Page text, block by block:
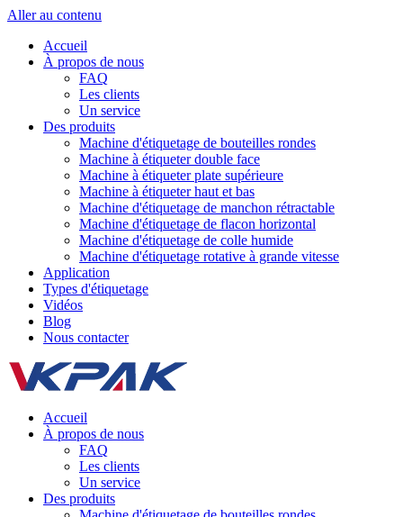
Aller au contenu
Accueil
À propos de nous
FAQ
Les clients
Un service
Des produits
Machine d'étiquetage de bouteilles rondes
Machine à étiqueter double face
Machine à étiqueter plate supérieure
Machine à étiqueter haut et bas
Machine d'étiquetage de manchon rétractable
Machine d'étiquetage de flacon horizontal
Machine d'étiquetage de colle humide
Machine d'étiquetage rotative à grande vitesse
Application
Types d'étiquetage
Vidéos
Blog
Nous contacter
Accueil
À propos de nous
FAQ
Les clients
Un service
Des produits